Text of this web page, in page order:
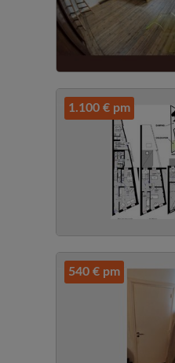
1.100 € pm
540 € pm